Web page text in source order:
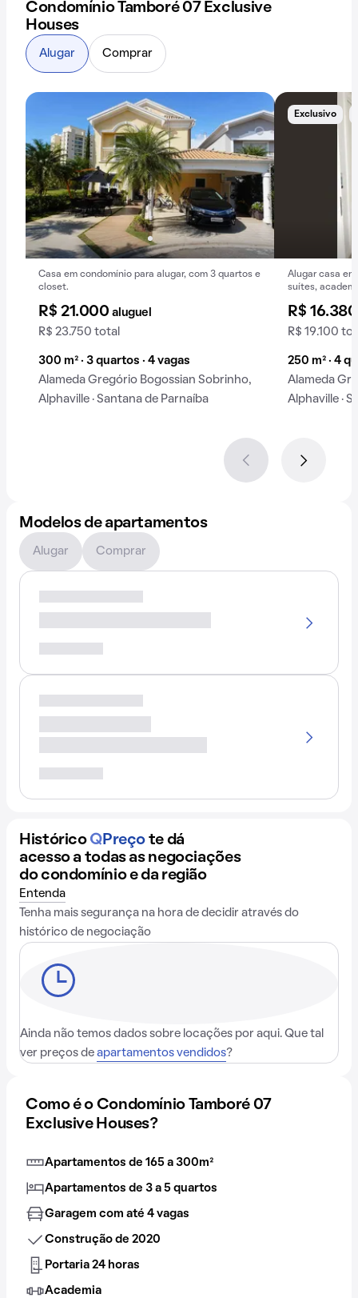
Condomínio Tamboré 07 Exclusive
Houses
Casa em condomínio para alugar, com 3 quartos e
closet.
R$ 21.000aluguel
R$ 23.750 total
300 m² · 3 quartos · 4 vagas
Alameda Gregório Bogossian Sobrinho,
Alphaville · Santana de Parnaíba
Exclusivo
Alugar casa
suítes,
R$
R$ 19.100
250 m² · 4
Alameda
Alphaville ·
Alugar Comprar
Modelos de apartamentos
Alugar Comprar
Histórico QPreço te dá
acesso a todas as negociações
do condomínio e da região
Entenda
Tenha mais segurança na hora de decidir através do
histórico de negociação
Ainda não temos dados sobre locações por aqui. Que tal
ver preços de apartamentos vendidos?
Como é o Condomínio Tamboré 07
Exclusive Houses?
Apartamentos de 165 a 300m²
Apartamentos de 3 a 5 quartos
Garagem com até 4 vagas
Construção de 2020
Portaria 24 horas
Academia